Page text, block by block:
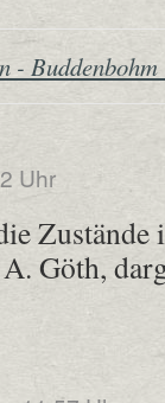
-
Uhr
Zustände
Göth,